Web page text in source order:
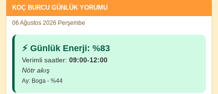
KOÇ BURCU GÜNLÜK YORUMU
06 Ağustos 2026 Perşembe
⚡ Günlük Enerji: %83
Verimli saatler: 09:00-12:00
Nötr akış
Ay: Boga - %44